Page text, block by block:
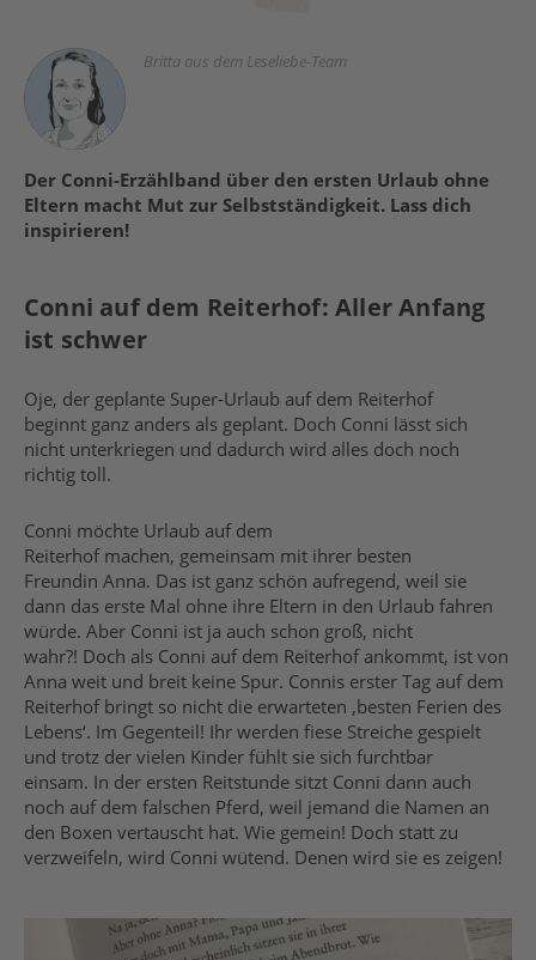
Britta aus dem Leseliebe-Team
Der Conni-Erzählband über den ersten Urlaub ohne
Eltern macht Mut zur Selbstständigkeit. Lass dich
inspirieren!
Conni auf dem Reiterhof: Aller Anfang
ist schwer
Oje, der geplante Super-Urlaub auf dem Reiterhof
beginnt ganz anders als geplant. Doch Conni lässt sich
nicht unterkriegen und dadurch wird alles doch noch
richtig toll.
Conni möchte Urlaub auf dem
Reiterhof machen, gemeinsam mit ihrer besten
Freundin Anna. Das ist ganz schön aufregend, weil sie
dann das erste Mal ohne ihre Eltern in den Urlaub fahren
würde. Aber Conni ist ja auch schon groß, nicht
wahr?! Doch als Conni auf dem Reiterhof ankommt, ist von
Anna weit und breit keine Spur. Connis erster Tag auf dem
Reiterhof bringt so nicht die erwarteten ‚besten Ferien des
Lebens‘. Im Gegenteil! Ihr werden fiese Streiche gespielt
und trotz der vielen Kinder fühlt sie sich furchtbar
einsam. In der ersten Reitstunde sitzt Conni dann auch
noch auf dem falschen Pferd, weil jemand die Namen an
den Boxen vertauscht hat. Wie gemein! Doch statt zu
verzweifeln, wird Conni wütend. Denen wird sie es zeigen!